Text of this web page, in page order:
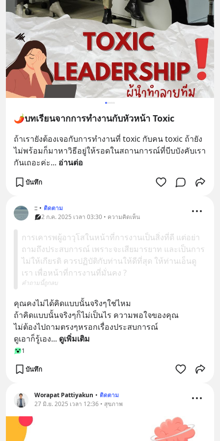
🌶️บทเรียนจากการทำงานกับหัวหน้า Toxic
ถ้าเรายังต้องเจอกับการทำงานที่ toxic กับคน toxic ถ้ายัง
ไม่พร้อมก็มาหาวิธีอยู่ให้รอดในสถานการณ์ที่บีบบังคับเรา
กันเถอะค่ะ... อ่านต่อ
บันทึก
:: • ติดตาม
2 ก.ค. 2025 เวลา 03:30 • ความคิดเห็น
การเคารพผู้อาวุโสในหน้าที่การงานเป็นสิ่งที่ดี แต่อย่า
ถามถึงประสบการณ์ เพราะจะเสียมารยาท และเป็นการ
ไม่ให้เกียรติ ควรปฏิบัติกับท่านให้ดีที่สุด ให้ท่านเอ็นดู
เรา เพื่อหน้าที่การงานที่มั่นคง ?
คำถามนี้ถูกลบ
คุณคงไม่ได้คิดแบบนั้นจริงๆใช่ไหม
ถ้าคิดแบบนั้นจริงๆก็ไม่เป็นไร ความพอใจของคุณ
ไม่ต้องไปถามตรงๆหรอกเรื่องประสบการณ์
ดูเอาก็รู้เอง... ดูเพิ่มเติม
1
บันทึก
Worapat Pattiyakun • ติดตาม
27 มิ.ย. 2025 เวลา 12:36 • สุขภาพ